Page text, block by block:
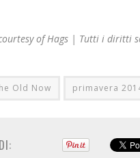
of Hags | Tutti i diritti
Old Now primavera